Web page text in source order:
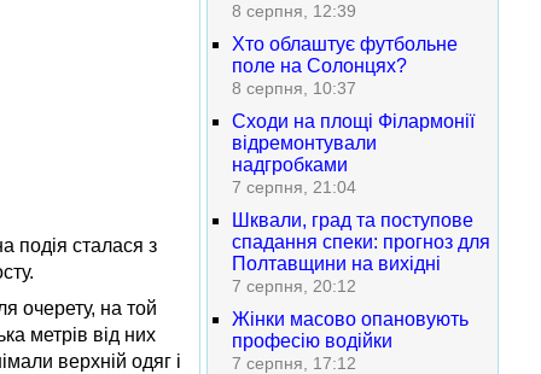
подія сталася з
очерету, на той
метрів від них
верхній одяг і
8 серпня, 12:39
Хто облаштує футбольне
поле на Солонцях?
8 серпня, 10:37
Сходи на площі Філармонії
відремонтували
надгробками
7 серпня, 21:04
Шквали, град та поступове
спадання спеки: прогноз для
Полтавщини на вихідні
7 серпня, 20:12
Жінки масово опановують
професію водійки
7 серпня, 17:12